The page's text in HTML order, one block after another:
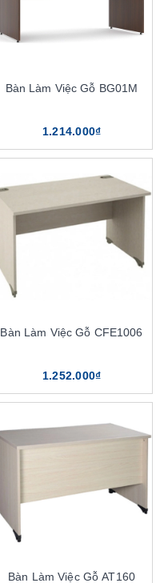
Bàn Làm Việc Gỗ BG01M
1.214.000₫
Bàn Làm Việc Gỗ CFE1006
1.252.000₫
Bàn Làm Việc Gỗ AT160